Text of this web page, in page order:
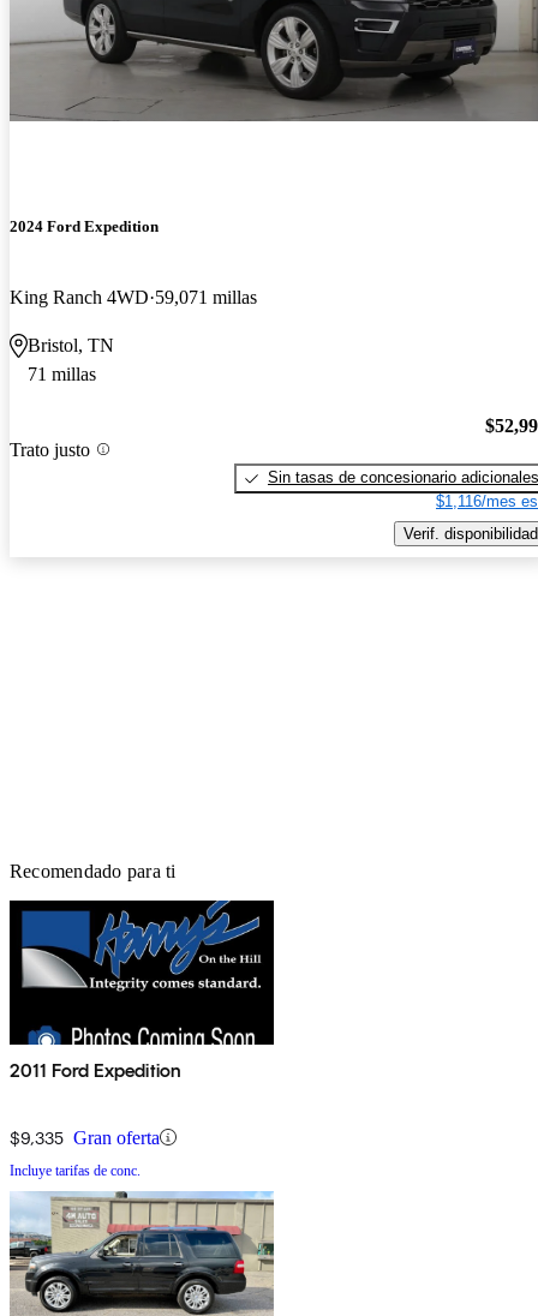
2024 Ford Expedition
King Ranch 4WD 59,071 millas
Bristol, TN
71 millas
Trato justo
Sin tasas de concesionario adicionales
$1,116/mes
Verif. disponibilidad
Recomendado para ti
2011 Ford Expedition
$9,335 Gran oferta
Incluye tarifas de conc.